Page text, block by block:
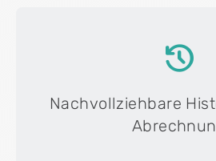
history
Nachvollziehbare